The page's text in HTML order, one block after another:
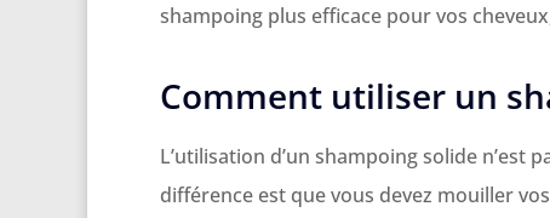
shampoing plus efficace pour vos
Comment utiliser un
L’utilisation d’un shampoing solide n’est
différence est que vous devez mouiller